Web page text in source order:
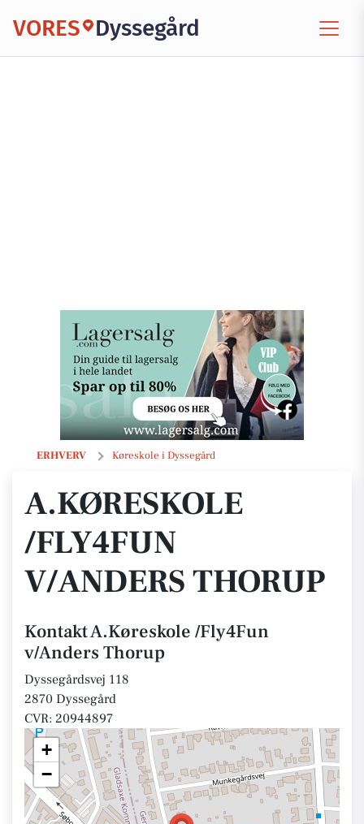
VORES Dyssegård
ERHVERV Køreskole i Dyssegård
A.Køreskole /Fly4Fun v/Anders Thorup
A.KØRESKOLE
/FLY4FUN
V/ANDERS THORUP
Kontakt A.Køreskole /Fly4Fun
v/Anders Thorup
Dyssegårdsvej 118
2870 Dyssegård
CVR: 20944897
+
−